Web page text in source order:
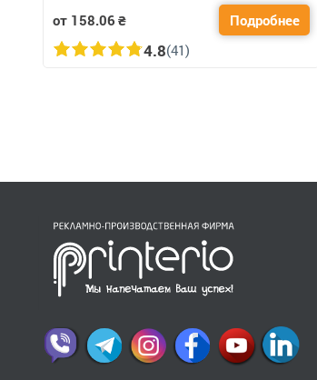
от 158.06 ₴ Подробнее
4.8(41)